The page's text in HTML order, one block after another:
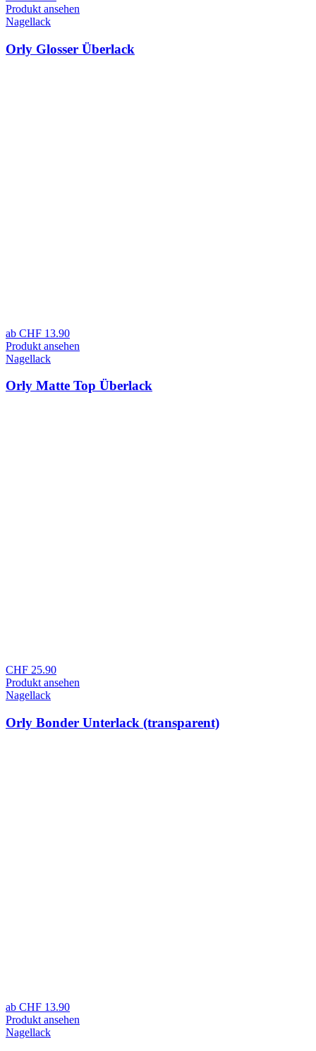
Produkt ansehen
Nagellack
Orly Glosser Überlack
ab CHF 13.90
Produkt ansehen
Nagellack
Orly Matte Top Überlack
CHF 25.90
Produkt ansehen
Nagellack
Orly Bonder Unterlack (transparent)
ab CHF 13.90
Produkt ansehen
Nagellack